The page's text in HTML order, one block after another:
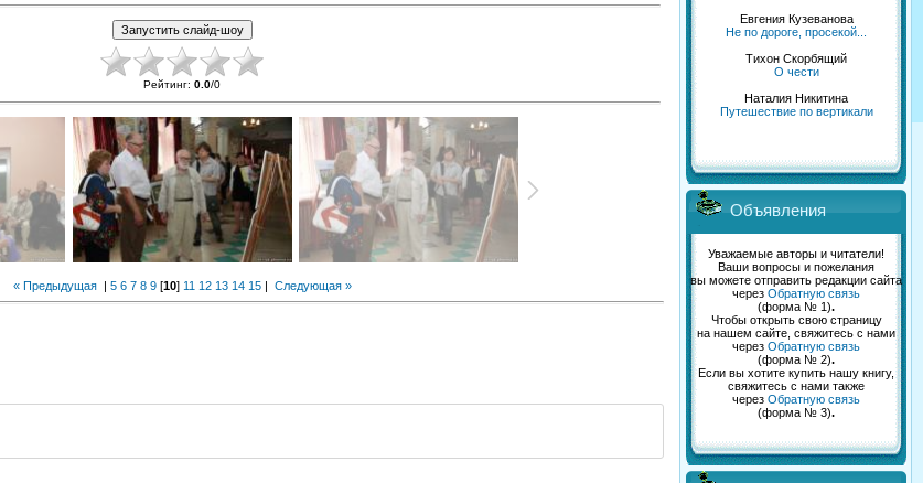
Рейтинг: 0.0/0
« Предыдущая| 5 6 7 8 9[10] 11 12 13 14 15| Следующая »
Евгения Кузеванова
Не по дороге, просекой...
Тихон Скорбящий
О чести
Наталия Никитина
Путешествие по вертикали
Объявления
Уважаемые авторы и читатели!
Ваши вопросы и пожелания
вы можете отправить редакции сайта
через Обратную связь
(форма № 1).
Чтобы открыть свою страницу
на нашем сайте, свяжитесь с нами
через Обратную связь
(форма № 2).
Если вы хотите купить нашу книгу,
свяжитесь с нами также
через Обратную связь
(форма № 3).